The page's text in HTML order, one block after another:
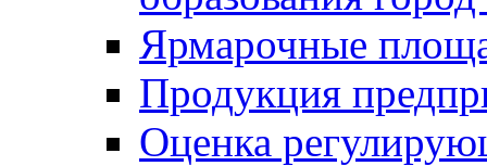
Ярмарочные
Продукция
Оценка